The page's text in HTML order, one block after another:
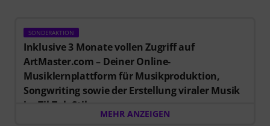
SONDERAKTION
Inklusive 3 Monate vollen Zugriff auf
ArtMaster.com – Deiner Online-
Musiklernplattform für Musikproduktion,
Songwriting sowie der Erstellung viraler Musik
im TikTok-Stil.
Beim Kauf dieses Artikels im Zeitraum vom 15.07. bis
MEHR ANZEIGEN